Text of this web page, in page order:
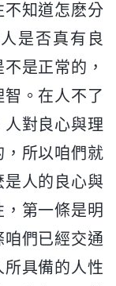
知道怎麽分
是否真有良
是正常的，
。在人不了
對良心與理
所以咱們就
人的良心與
第一條是明
們已經交通
具備的人性